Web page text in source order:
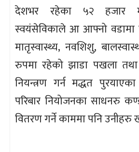
देशभर रहेका ५२ हजार
स्वयंसेविकाले आ आफ्नो वडामा
मातृस्वास्थ्य, नवशिशु,
रुपमा रहेको झाडा पखला तथा
नियन्त्रण गर्न मद्धत
परिबार नियोजनका साधनरु
वितरण गर्ने काममा पनि उनीहरु